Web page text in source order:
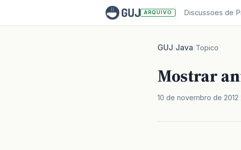
ARQUIVO Discussoes de
GUJ/Java/Topico
Mostrar
10 de novembro de 2012